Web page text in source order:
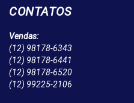
CONTATOS
Vendas:
(12) 98178-6343
(12) 98178-6441
(12) 98178-6520
(12) 99225-2106